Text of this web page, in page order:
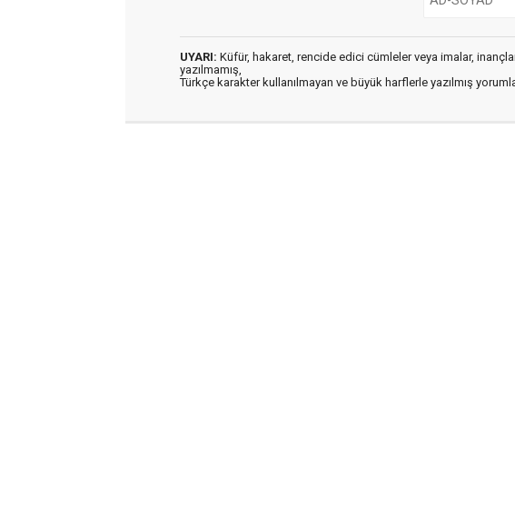
UYARI: Küfür, hakaret, rencide edici cümleler veya imalar,
yazılmamış,
Türkçe karakter kullanılmayan ve büyük harflerle yazılmış